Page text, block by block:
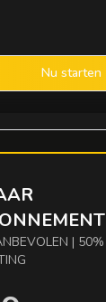
Nu starten
| 50%